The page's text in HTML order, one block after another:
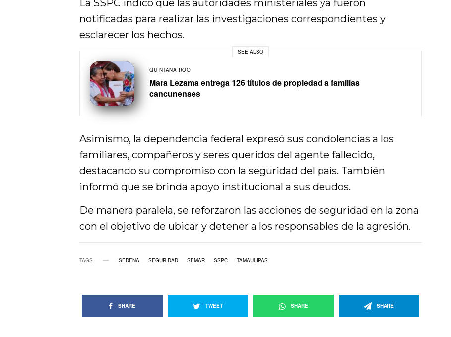
La SSPC indicó que las autoridades ministeriales ya fueron
notificadas para realizar las investigaciones correspondientes y
esclarecer los hechos.
SEE ALSO
QUINTANA ROO
Mara Lezama entrega 126 títulos de propiedad a familias
cancunenses
Asimismo, la dependencia federal expresó sus condolencias a los
familiares, compañeros y seres queridos del agente fallecido,
destacando su compromiso con la seguridad del país. También
informó que se brinda apoyo institucional a sus deudos.
De manera paralela, se reforzaron las acciones de seguridad en la zona
con el objetivo de ubicar y detener a los responsables de la agresión.
TAGS SEDENA SEGURIDAD SEMAR SSPC TAMAULIPAS
SHARE TWEET SHARE SHARE